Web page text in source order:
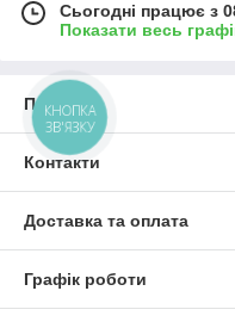
Сьогодні працює з
Показати весь
Про нас
Контакти
Доставка та оплата
Графік роботи
КНОПКА
ЗВ'ЯЗКУ